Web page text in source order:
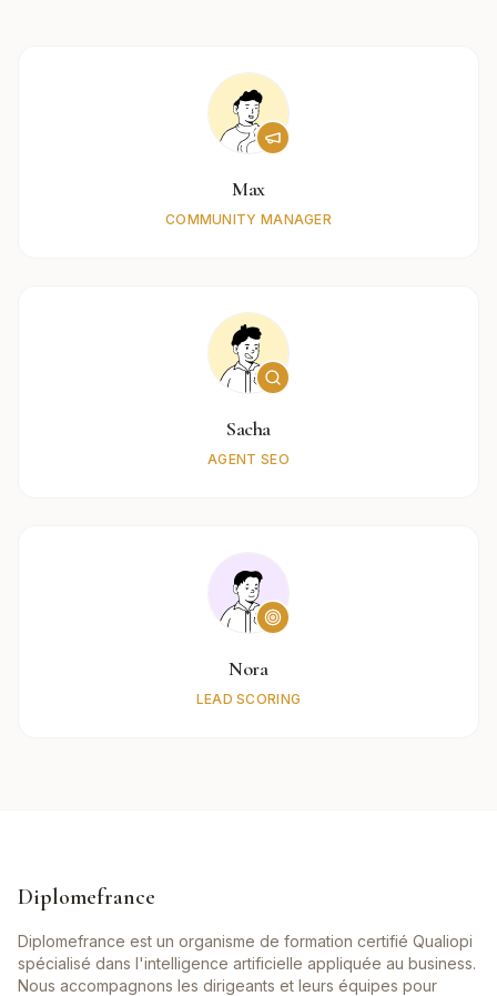
Max
COMMUNITY MANAGER
Sacha
AGENT SEO
Nora
LEAD SCORING
Diplomefrance
Diplomefrance est un organisme de formation certifié Qualiopi
spécialisé dans l'intelligence artificielle appliquée au business.
Nous accompagnons les dirigeants et leurs équipes pour